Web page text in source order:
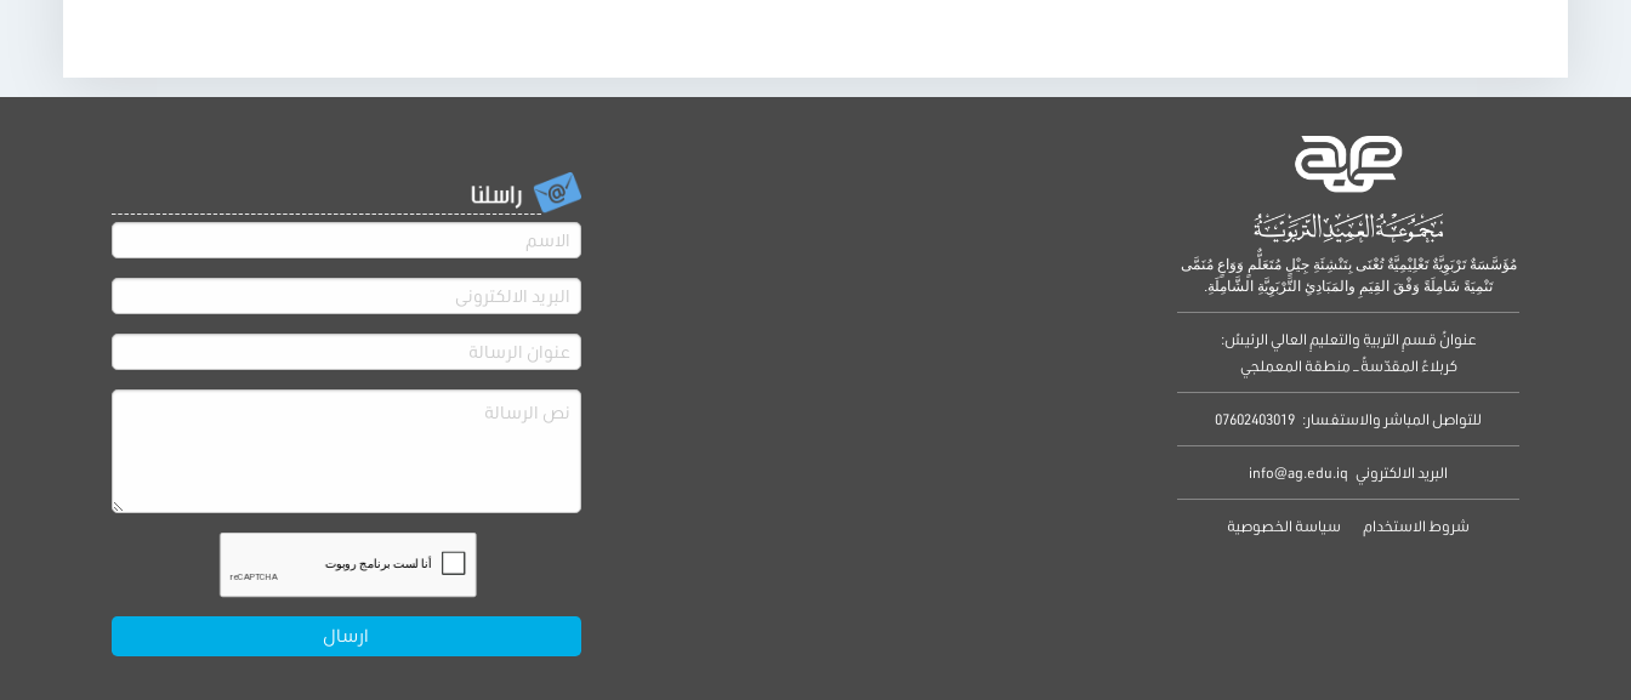
مُؤَسَّسَةٌ تَرْبَوِيَّةٌ تَعْلِيْمِيَّةٌ تُعْنَى بِتَنْشِئَةِ جِيْلٍ مُتَعَلٌّمٍ وَوَاعٍ مُنَمَّى
تَنْمِيَةً شَامِلَةً وَفْقَ القِيَمِ والمَبَادِئِ التَّرْبَوِيَّةِ الشَّامِلَةِ.
عنوانُ قسمِ التربيةِ والتعليمِ العالي الرئيسُ:
كربلاءُ المقدّسةُ – منطقة المعملجي
للتواصل المباشر والاستفسار: 07602403019
البريد الالكتروني info@ag.edu.iq
شروط الاستخدام سياسة الخصوصية